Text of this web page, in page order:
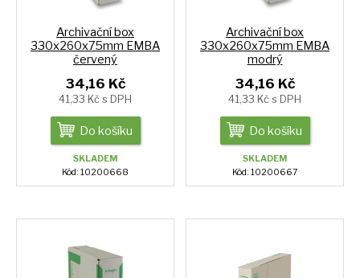
Archivační box
330x260x75mm EMBA
červený
34,16 Kč
41,33 Kč s DPH
Do košíku
SKLADEM
Kód: 10200668
Archivační box
330x260x75mm EMBA
modrý
34,16 Kč
41,33 Kč s DPH
Do košíku
SKLADEM
Kód: 10200667